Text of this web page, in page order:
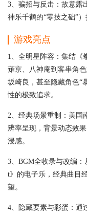
3、骗招与反击：故意露
神乐千鹤的“零技之础”）
游戏亮点
1、全明星阵容：集结《
薙京、八神庵到客串角
坂崎良，甚至隐藏角色“
性的极致追求。
2、经典场景重制：美国
辨率呈现，背景动态效
浸感。
3、BGM全收录与改编
t》的电子乐，经典曲目
望。
4、隐藏要素与彩蛋：通